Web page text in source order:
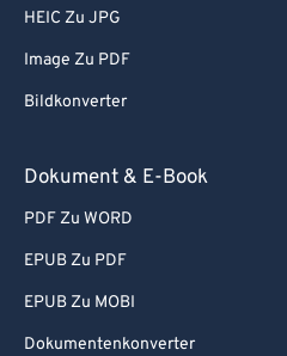
HEIC Zu JPG
Image Zu PDF
Bildkonverter
Dokument & E-Book
PDF Zu WORD
EPUB Zu PDF
EPUB Zu MOBI
Dokumentenkonverter